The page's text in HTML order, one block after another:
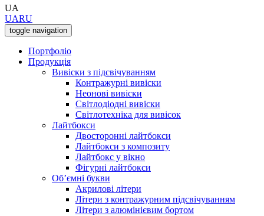
UA
UARU
toggle navigation
Портфоліо
Продукція
Вивіски з підсвічуванням
Контражурні вивіски
Неонові вивіски
Світлодіодні вивіски
Світлотехніка для вивісок
Лайтбокси
Двосторонні лайтбокси
Лайтбокси з композиту
Лайтбокс у вікно
Фігурні лайтбокси
Об’ємні букви
Акрилові літери
Літери з контражурним підсвічуванням
Літери з алюмінієвим бортом